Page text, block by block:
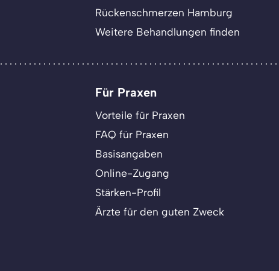
Rückenschmerzen Hamburg
Weitere Behandlungen finden
Für Praxen
Vorteile für Praxen
FAQ für Praxen
Basisangaben
Online-Zugang
Stärken-Profil
Ärzte für den guten Zweck